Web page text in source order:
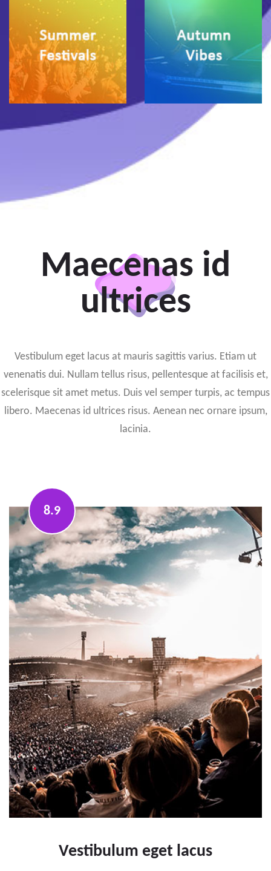
Maecenas id
ultrices
Vestibulum eget lacus at mauris sagittis varius. Etiam ut
venenatis dui. Nullam tellus risus, pellentesque at facilisis et,
scelerisque sit amet metus. Duis vel semper turpis, ac tempus
libero. Maecenas id ultrices risus. Aenean nec ornare ipsum,
lacinia.
8.9
Vestibulum eget lacus